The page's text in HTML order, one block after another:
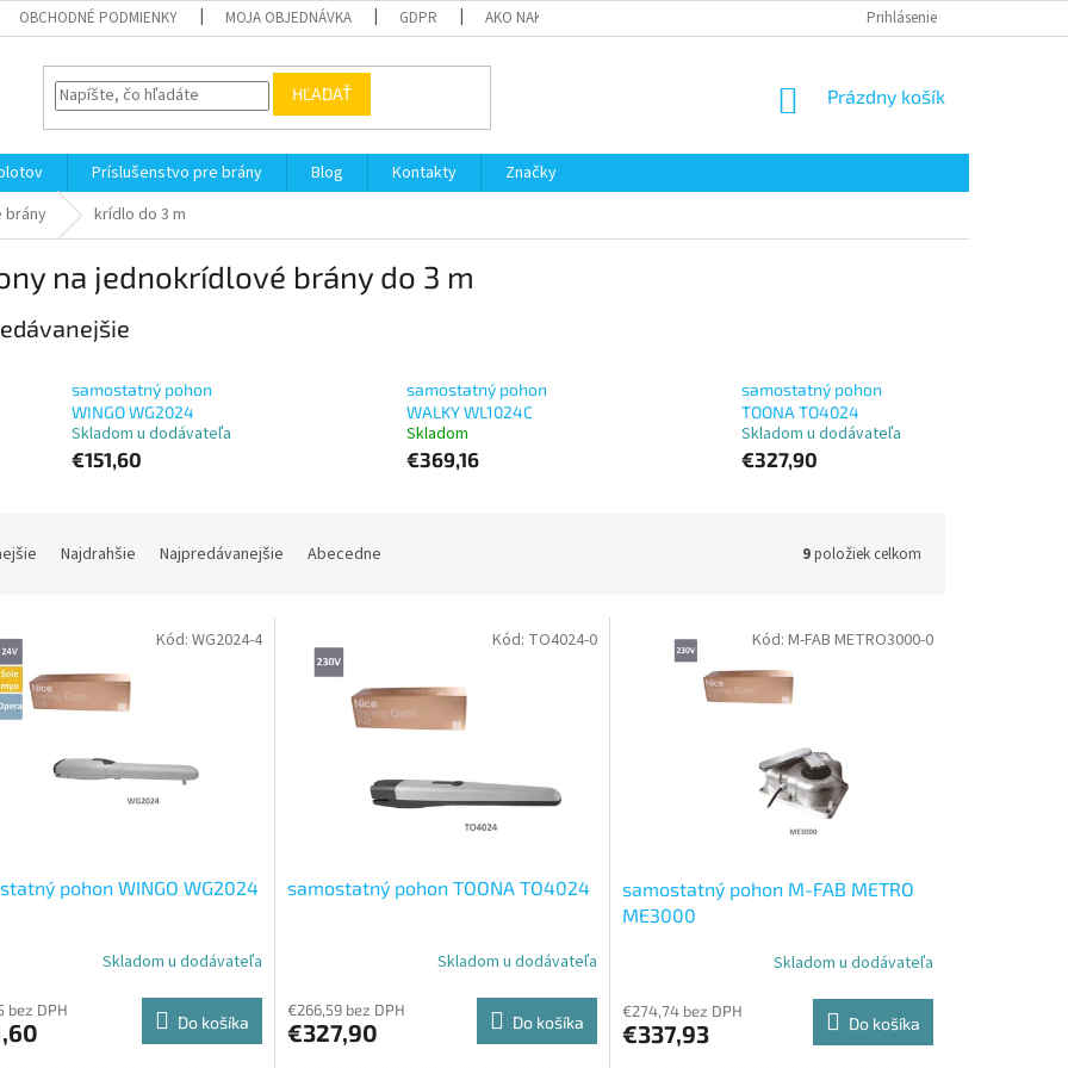
OBCHODNÉ PODMIENKY MOJA OBJEDNÁVKA GDPR AKO NAKUPOVAŤ Prihlásenie
HĽADAŤ
NÁKUPNÝ
Prázdny košík
Príslušenstvo pre brány Blog Kontakty
Značky
brány krídlo do 3 m
na jednokrídlové brány do 3 m
samostatný pohon
WINGO WG2024
Skladom u dodávateľa
€151,60
samostatný pohon
WALKY WL1024C
Skladom
€369,16
samostatný pohon
TOONA TO4024
Skladom u dodávateľa
€327,90
Najdrahšie Najpredávanejšie Abecedne 9položiek celkom
pohon WINGO WG2024
Skladom u dodávateľa
bez DPH
Do košíka
Kód: WG2024-4
samostatný pohon TOONA TO4024
Skladom u dodávateľa
€266,59 bez DPH
€327,90 Do košíka
Kód: TO4024-0
samostatný pohon M-FAB METRO
ME3000
Skladom u dodávateľa
€274,74 bez DPH
€337,93 Do košíka
Kód: M-FAB METRO3000-0